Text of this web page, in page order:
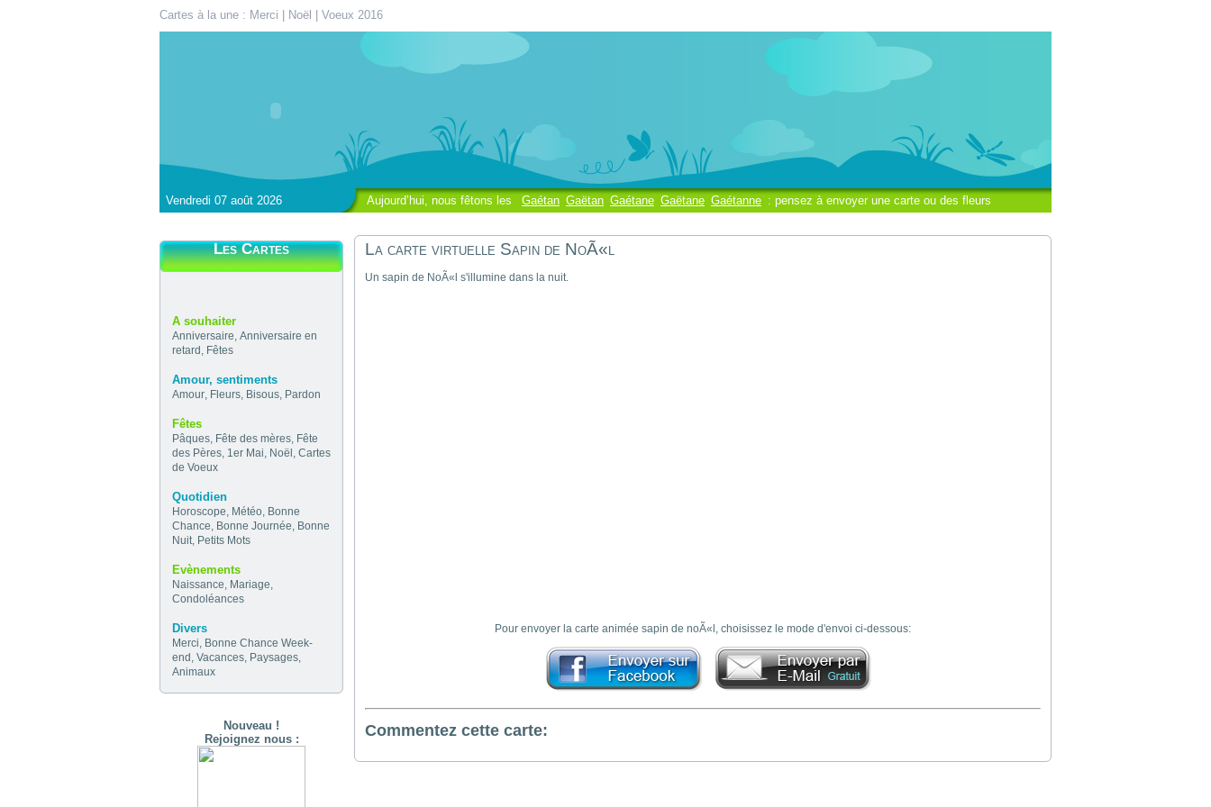
Cartes à la une : Merci Noël Voeux 2016
Aujourd’hui, nous fêtons les Gaétan Gaëtan Gaétane Gaëtane Gaétanne : pensez à envoyer une carte ou des fleurs
Vendredi 07 août 2026
Les Cartes
A souhaiter
Anniversaire, Anniversaire en
retard , Fêtes
Amour, sentiments
Amour, Fleurs, Bisous, Pardon
Fêtes
Pâques, Fête des mères, Fête
des Pères, 1er Mai, Noël , Cartes
de Voeux
Quotidien
Horoscope, Météo, Bonne
Chance, Bonne Journée, Bonne
Nuit, Petits Mots
Evènements
Naissance, Mariage,
Condoléances
Divers
Merci, Bonne Chance Week-
end , Vacances, Paysages,
Animaux
Nouveau !
Rejoignez nous :
La carte virtuelle Sapin de NoÃ«l
Un sapin de NoÃ«l s'illumine dans la nuit.
Pour envoyer la carte animée sapin de noÃ«l, choisissez le mode d'envoi ci-dessous:
Commentez cette carte: